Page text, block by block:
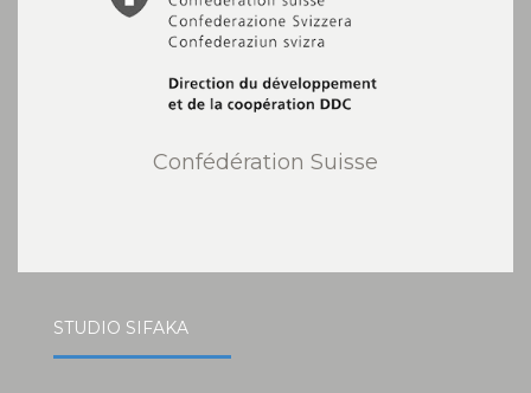
Confédération Suisse
STUDIO SIFAKA